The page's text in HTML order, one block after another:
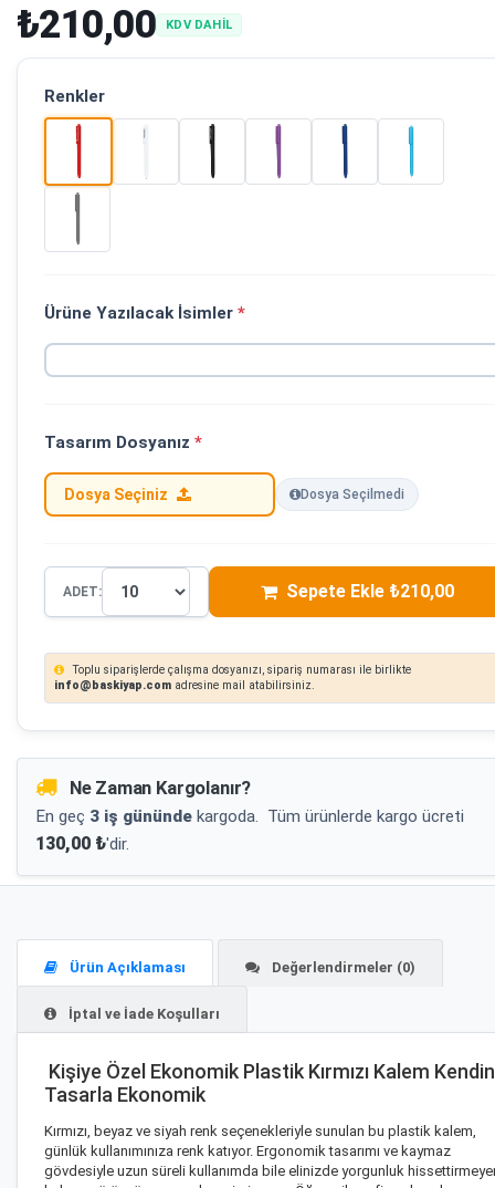
₺210,00 KDV DAHİL
Renkler
Ürüne Yazılacak İsimler *
Tasarım Dosyanız *
Dosya Seçiniz Dosya Seçilmedi
ADET: Sepete Ekle ₺210,00
Toplu siparişlerde çalışma dosyanızı, sipariş numarası ile birlikte
info@baskiyap.com adresine mail atabilirsiniz.
Ne Zaman Kargolanır?
En geç 3 iş gününde kargoda. Tüm ürünlerde kargo ücreti
130,00 ₺'dir.
Ürün Açıklaması Değerlendirmeler (0)
İptal ve İade Koşulları
Kişiye Özel Ekonomik Plastik Kırmızı Kalem Kendin
Tasarla Ekonomik
Kırmızı, beyaz ve siyah renk seçenekleriyle sunulan bu plastik kalem,
günlük kullanımınıza renk katıyor. Ergonomik tasarımı ve kaymaz
gövdesiyle uzun süreli kullanımda bile elinizde yorgunluk